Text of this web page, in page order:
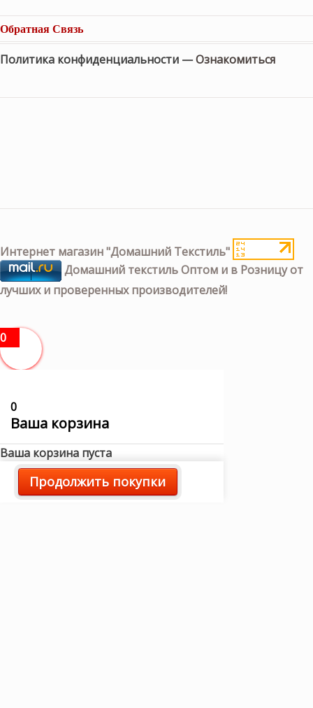
Обратная Связь
Политика конфиденциальности —Ознакомиться
Интернет магазин "Домашний Текстиль"
Домашний текстиль Оптом и в Розницу от
лучших и проверенных производителей!
0
0
Ваша корзина
Ваша корзина пуста
Продолжить покупки